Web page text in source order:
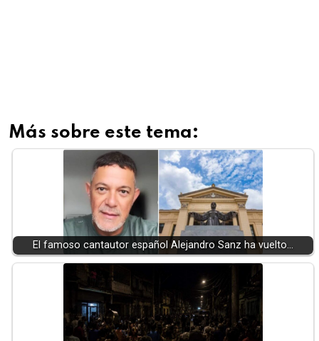
Más sobre este tema:
El famoso cantautor español Alejandro Sanz ha vuelto…